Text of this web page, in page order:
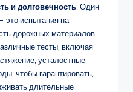
и долговечность: Один
это испытания на
дорожных материалов.
тесты, включая
усталостные
чтобы гарантировать,
длительные